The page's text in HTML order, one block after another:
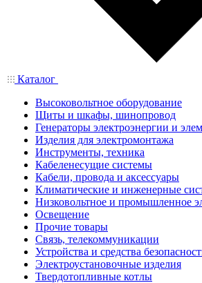
Каталог
Высоковольтное оборудование
Щиты и шкафы, шинопровод
Генераторы электроэнергии и
Изделия для электромонтажа
Инструменты, техника
Кабеленесущие системы
Кабели, провода и аксессуары
Климатические и инженерные
Низковольтное и промышленное
Освещение
Прочие товары
Связь, телекоммуникации
Устройства и средства
Электроустановочные изделия
Твердотопливные котлы